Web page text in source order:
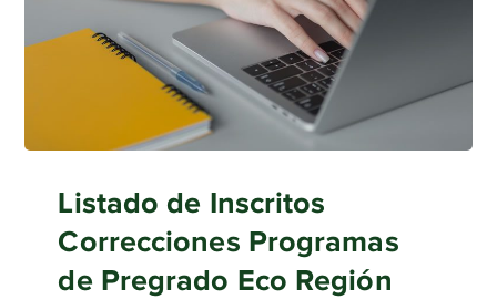
Listado de Inscritos
Correcciones Programas
de Pregrado Eco Región